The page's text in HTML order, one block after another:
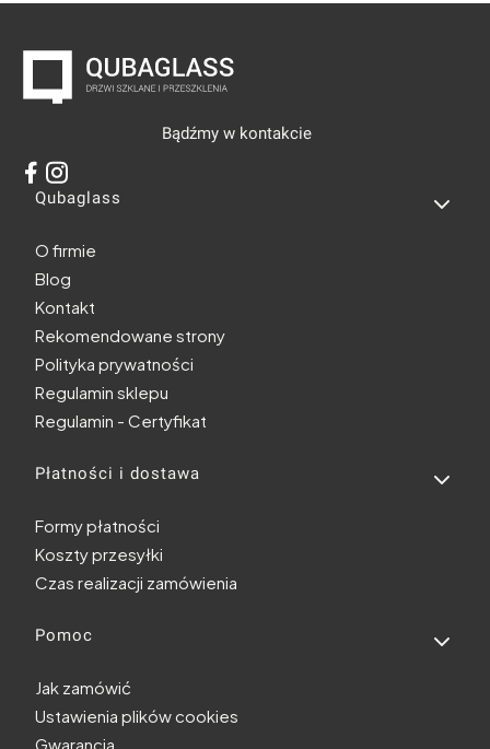
Bądźmy w kontakcie
Linki w stopce
Qubaglass
O firmie
Blog
Kontakt
Rekomendowane strony
Polityka prywatności
Regulamin sklepu
Regulamin - Certyfikat
Płatności i dostawa
Formy płatności
Koszty przesyłki
Czas realizacji zamówienia
Pomoc
Jak zamówić
Ustawienia plików cookies
Gwarancja